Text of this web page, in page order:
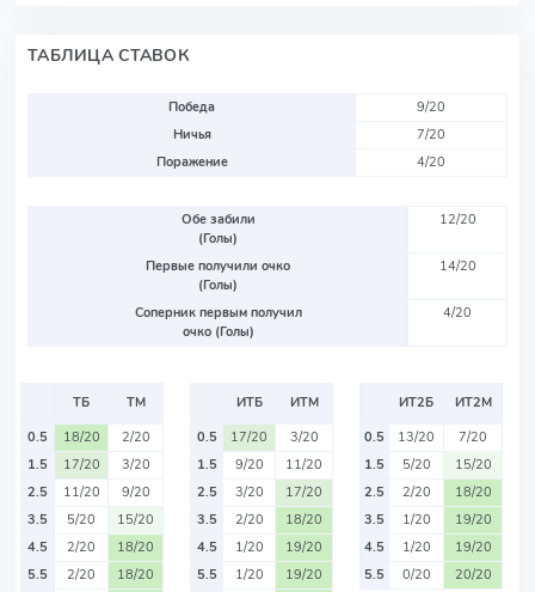
ТАБЛИЦА СТАВОК
Победа
9/20
Ничья
7/20
Поражение
4/20
Обе забили
(Голы)
12/20
Первые получили очко
(Голы)
14/20
Соперник первым получил
очко (Голы)
4/20
ТБ
ТМ
0.5
18/20
2/20
1.5
17/20
3/20
2.5
11/20
9/20
3.5
5/20
15/20
4.5
2/20
18/20
5.5
2/20
18/20
ИТБ
ИТМ
0.5
17/20
3/20
1.5
9/20
11/20
2.5
3/20
17/20
3.5
2/20
18/20
4.5
1/20
19/20
5.5
1/20
19/20
ИТ2Б
ИТ2М
0.5
13/20
7/20
1.5
5/20
15/20
2.5
2/20
18/20
3.5
1/20
19/20
4.5
1/20
19/20
5.5
0/20 20/20